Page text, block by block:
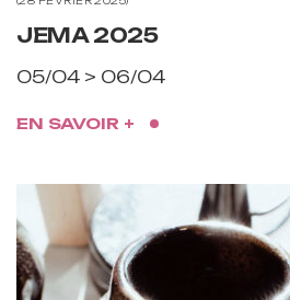
JEMA 2025
05/04 > 06/04
EN SAVOIR +